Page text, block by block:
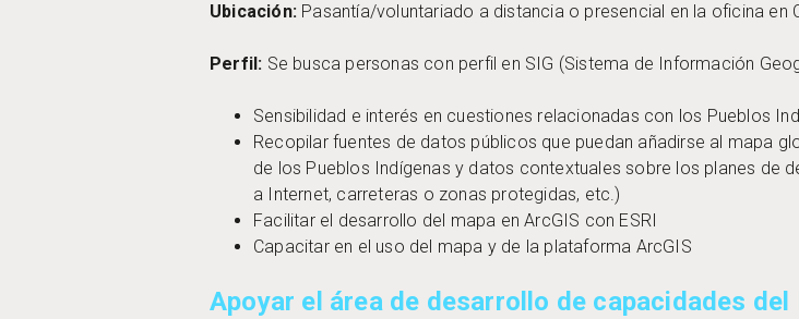
Ubicación: Pasantía/voluntariado a distancia o presencial en la oficina en
Perfil: Se busca personas con perfil en SIG (Sistema de Información
Sensibilidad e interés en cuestiones relacionadas con los Pueblos
Recopilar fuentes de datos públicos que puedan añadirse al mapa
de los Pueblos Indígenas y datos contextuales sobre los planes de
a Internet, carreteras o zonas protegidas, etc.)
Facilitar el desarrollo del mapa en ArcGIS con ESRI
Capacitar en el uso del mapa y de la plataforma ArcGIS
Apoyar el área de desarrollo de capacidades del